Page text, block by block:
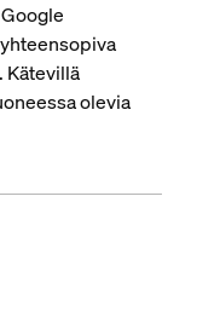
Kätevillä
olevia